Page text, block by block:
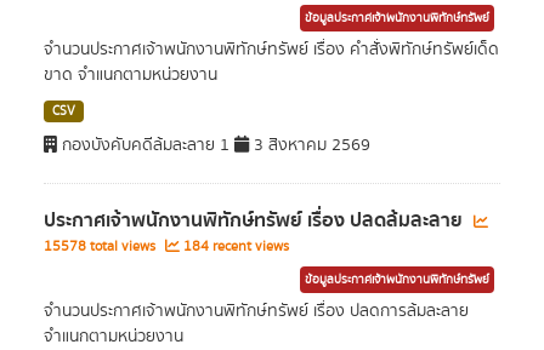
ข้อมูลประกาศเจ้าพนักงานพิทักษ์ทรัพย์
จำนวนประกาศเจ้าพนักงานพิทักษ์ทรัพย์ เรื่อง คำสั่งพิทักษ์ทรัพย์เด็ด
ขาด จำแนกตามหน่วยงาน
CSV
กองบังคับคดีล้มละลาย 1 3 สิงหาคม 2569
ประกาศเจ้าพนักงานพิทักษ์ทรัพย์ เรื่อง ปลดล้มละลาย
15578 total views 184 recent views
ข้อมูลประกาศเจ้าพนักงานพิทักษ์ทรัพย์
จำนวนประกาศเจ้าพนักงานพิทักษ์ทรัพย์ เรื่อง ปลดการล้มละลาย
จำแนกตามหน่วยงาน